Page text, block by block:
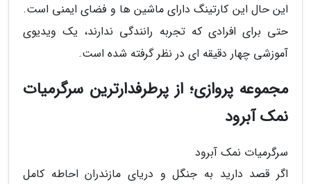
این حال این کارتینگ دارای ماشین ها و فضای ایمنی است.
حتی برای افرادی که تجربه رانندگی ندارند، یک ویدیوی
آموزشی چهار دقیقه ای در نظر گرفته شده است.
مجموعه پروازی؛ از پرطرفدارترین سرگرمیات
نمک آبرود
سرگرمیات نمک آبرود
اگر قصد دارید به جنگل و دریای مازندران احاطه کامل